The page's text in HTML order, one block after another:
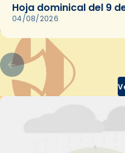
Hoja dominical del 9
04/08/2026